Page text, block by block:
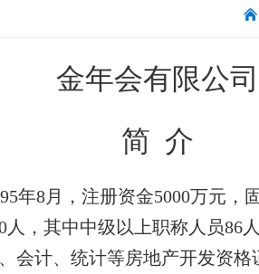
金年会有限公司
简 介
年8月，注册资金5000万元，
人，其中中级以上职称人员86
会计、统计等房地产开发资格